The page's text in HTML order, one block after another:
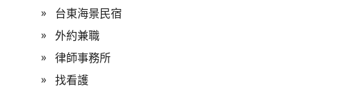
台東海景民宿
外約兼職
律師事務所
找看護